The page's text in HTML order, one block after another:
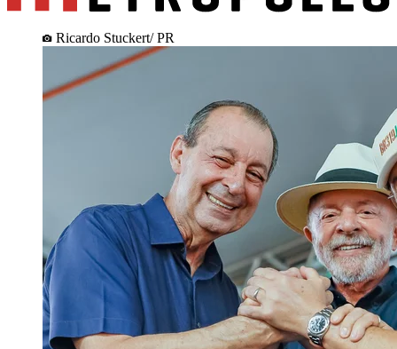
Ricardo Stuckert/ PR